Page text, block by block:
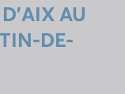
D'AIX AU
DE-